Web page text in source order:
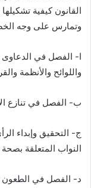
القانون كيفية
وتمارس على وجه
ا- الفصل في الدعاوى
واللوائح والأنظمة
ب- الفصل في تنازع
ج- التحقيق وإبداء
النواب المتعلقة
د- الفصل في الطعون